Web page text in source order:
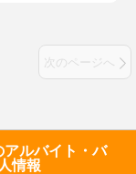
次のページへ
アルバイト・バ
情報